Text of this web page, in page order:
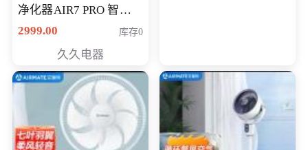
净化器AIR7 PRO 智能全
屋空气循环负离子旗舰
2999.00 库存0
久久电器